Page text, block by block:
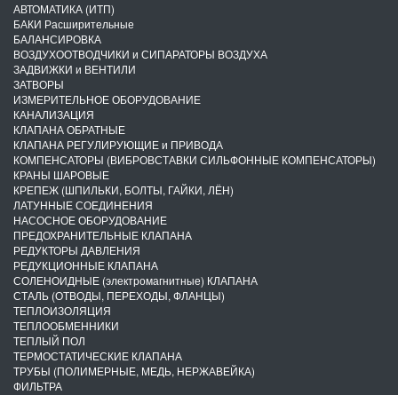
АВТОМАТИКА (ИТП)
БАКИ Расширительные
БАЛАНСИРОВКА
ВОЗДУХООТВОДЧИКИ и СИПАРАТОРЫ ВОЗДУХА
ЗАДВИЖКИ и ВЕНТИЛИ
ЗАТВОРЫ
ИЗМЕРИТЕЛЬНОЕ ОБОРУДОВАНИЕ
КАНАЛИЗАЦИЯ
КЛАПАНА ОБРАТНЫЕ
КЛАПАНА РЕГУЛИРУЮЩИЕ и ПРИВОДА
КОМПЕНСАТОРЫ (ВИБРОВСТАВКИ СИЛЬФОННЫЕ КОМПЕНСАТОРЫ)
КРАНЫ ШАРОВЫЕ
КРЕПЕЖ (ШПИЛЬКИ, БОЛТЫ, ГАЙКИ, ЛЁН)
ЛАТУННЫЕ СОЕДИНЕНИЯ
НАСОСНОЕ ОБОРУДОВАНИЕ
ПРЕДОХРАНИТЕЛЬНЫЕ КЛАПАНА
РЕДУКТОРЫ ДАВЛЕНИЯ
РЕДУКЦИОННЫЕ КЛАПАНА
СОЛЕНОИДНЫЕ (электромагнитные) КЛАПАНА
СТАЛЬ (ОТВОДЫ, ПЕРЕХОДЫ, ФЛАНЦЫ)
ТЕПЛОИЗОЛЯЦИЯ
ТЕПЛООБМЕННИКИ
ТЕПЛЫЙ ПОЛ
ТЕРМОСТАТИЧЕСКИЕ КЛАПАНА
ТРУБЫ (ПОЛИМЕРНЫЕ, МЕДЬ, НЕРЖАВЕЙКА)
ФИЛЬТРА